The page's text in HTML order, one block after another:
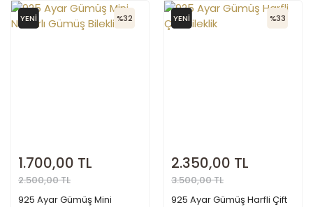
YENİ %32
1.700,00 TL
2.500,00 TL
925 Ayar Gümüş Mini
YENİ %33
2.350,00 TL
3.500,00 TL
925 Ayar Gümüş Harfli Çift